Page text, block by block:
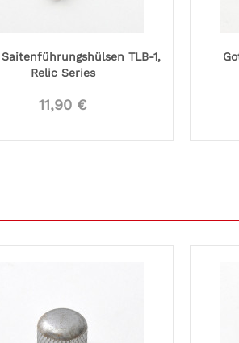
TLB-1,
Relic Series
11,90 €